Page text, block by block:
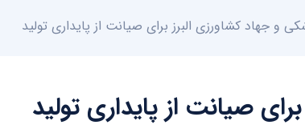
و جهاد کشاورزی البرز برای صیانت از پایداری تولید
صیانت از پایداری تولید